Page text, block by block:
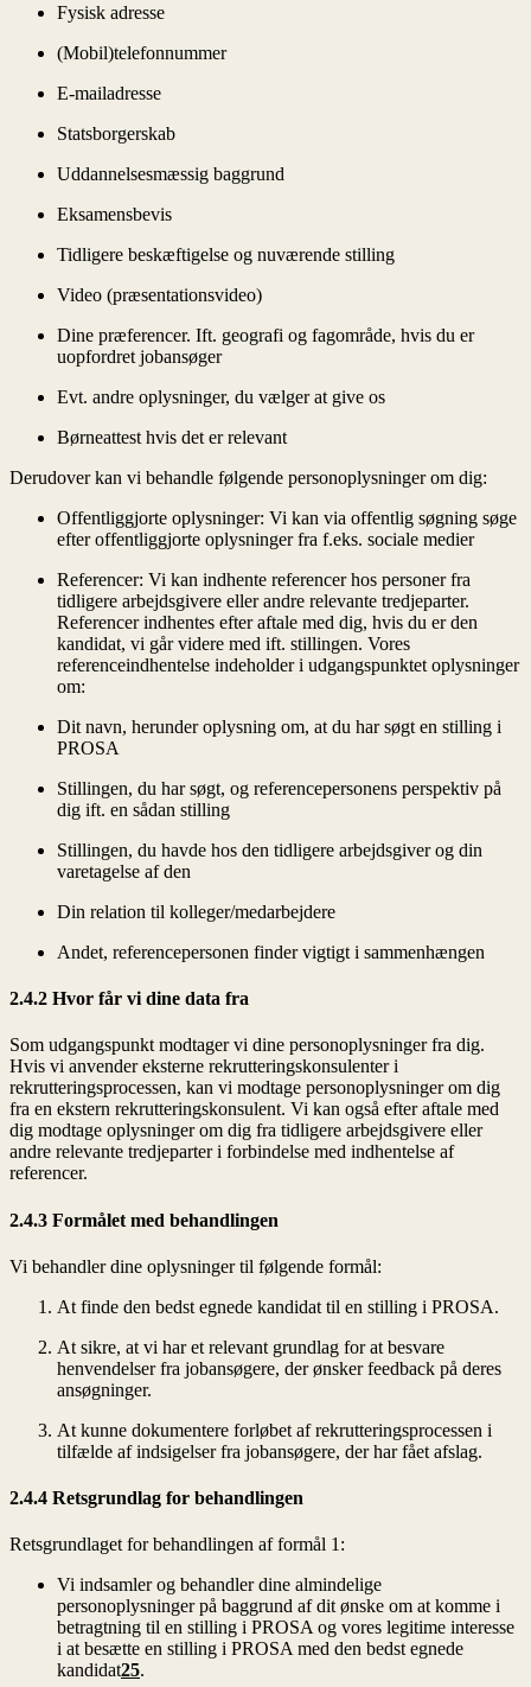
Fysisk adresse
(Mobil)telefonnummer
E-mailadresse
Statsborgerskab
Uddannelsesmæssig baggrund
Eksamensbevis
Tidligere beskæftigelse og nuværende stilling
Video (præsentationsvideo)
Dine præferencer. Ift. geografi og fagområde, hvis du er
uopfordret jobansøger
Evt. andre oplysninger, du vælger at give os
Børneattest hvis det er relevant
Derudover kan vi behandle følgende personoplysninger om dig:
Offentliggjorte oplysninger: Vi kan via offentlig søgning søge
efter offentliggjorte oplysninger fra f.eks. sociale medier
Referencer: Vi kan indhente referencer hos personer fra
tidligere arbejdsgivere eller andre relevante tredjeparter.
Referencer indhentes efter aftale med dig, hvis du er den
kandidat, vi går videre med ift. stillingen. Vores
referenceindhentelse indeholder i udgangspunktet oplysninger
om:
Dit navn, herunder oplysning om, at du har søgt en stilling i
PROSA
Stillingen, du har søgt, og referencepersonens perspektiv på
dig ift. en sådan stilling
Stillingen, du havde hos den tidligere arbejdsgiver og din
varetagelse af den
Din relation til kolleger/medarbejdere
Andet, referencepersonen finder vigtigt i sammenhængen
2.4.2 Hvor får vi dine data fra
Som udgangspunkt modtager vi dine personoplysninger fra dig.
Hvis vi anvender eksterne rekrutteringskonsulenter i
rekrutteringsprocessen, kan vi modtage personoplysninger om dig
fra en ekstern rekrutteringskonsulent. Vi kan også efter aftale med
dig modtage oplysninger om dig fra tidligere arbejdsgivere eller
andre relevante tredjeparter i forbindelse med indhentelse af
referencer.
2.4.3 Formålet med behandlingen
Vi behandler dine oplysninger til følgende formål:
At finde den bedst egnede kandidat til en stilling i PROSA.
At sikre, at vi har et relevant grundlag for at besvare
henvendelser fra jobansøgere, der ønsker feedback på deres
ansøgninger.
At kunne dokumentere forløbet af rekrutteringsprocessen i
tilfælde af indsigelser fra jobansøgere, der har fået afslag.
2.4.4 Retsgrundlag for behandlingen
Retsgrundlaget for behandlingen af formål 1:
Vi indsamler og behandler dine almindelige
personoplysninger på baggrund af dit ønske om at komme i
betragtning til en stilling i PROSA og vores legitime interesse
i at besætte en stilling i PROSA med den bedst egnede
kandidat25.